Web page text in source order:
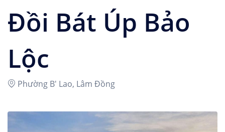
Lưu trú
Tất cả
Resort
Homestay
Du thuyền
Địa danh
Tin tức
Tin tức VIGOTRIP
Khuyến mại
Cẩm nang du lịch
Đăng nhập/ Đăng ký
Đồi Bát Úp Bảo
Lộc
Phường B' Lao, Lâm Đồng